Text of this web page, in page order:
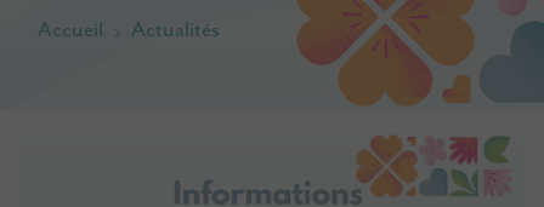
Accueil Actualités